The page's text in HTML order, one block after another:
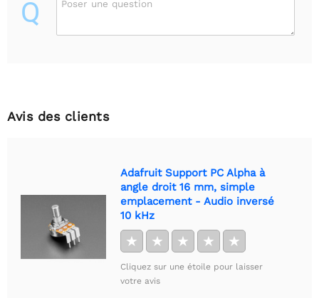
Q Poser une question
Avis des clients
Adafruit Support PC Alpha à
angle droit 16 mm, simple
emplacement - Audio inversé
10 kHz
★ ★ ★ ★ ★
Cliquez sur une étoile pour laisser
votre avis